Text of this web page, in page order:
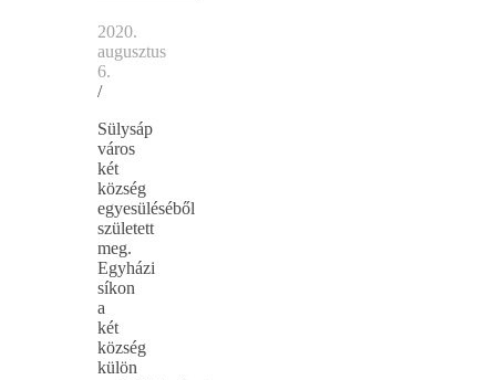
2020.
augusztus
6.
/
Sülysáp
város
két
község
egyesüléséből
született
meg.
Egyházi
síkon
a
két
község
külön